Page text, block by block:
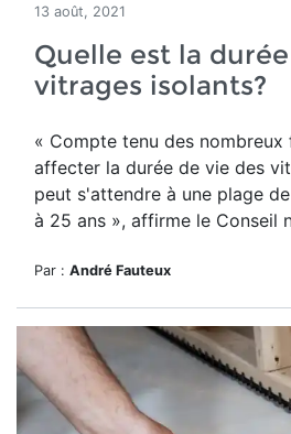
13 août, 2021
Quelle est la
vitrages isolants?
« Compte tenu des
affecter la durée de vie des
peut s'attendre à une plage
à 25 ans », affirme le Conseil
Par : André Fauteux